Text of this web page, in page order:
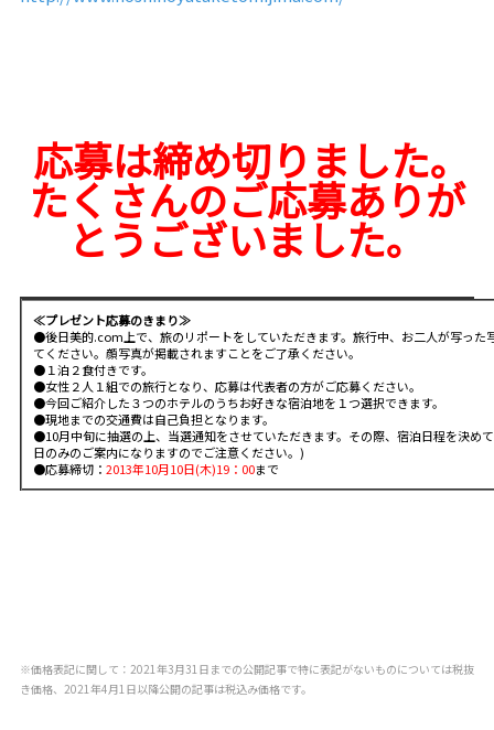
応募は締め切りました。
たくさんのご応募ありが
とうございました。
≪プレゼント応募のきまり≫
●後日美的.com上で、旅のリポートをしていただきます。旅行中、お二人が写った
てください。顔写真が掲載されますことをご了承ください。
●１泊２食付きです。
●女性２人１組での旅行となり、応募は代表者の方がご応募ください。
●今回ご紹介した３つのホテルのうちお好きな宿泊地を１つ選択できます。
●現地までの交通費は自己負担となります。
●10月中旬に抽選の上、当選通知をさせていただきます。その際、宿泊日程を決め
日のみのご案内になりますのでご注意ください。)
●応募締切： 2013年10月10日(木)19：00まで
※価格表記に関して：2021年3月31日までの公開記事で特に表記がないものについては税抜
き価格、2021年4月1日以降公開の記事は税込み価格です。